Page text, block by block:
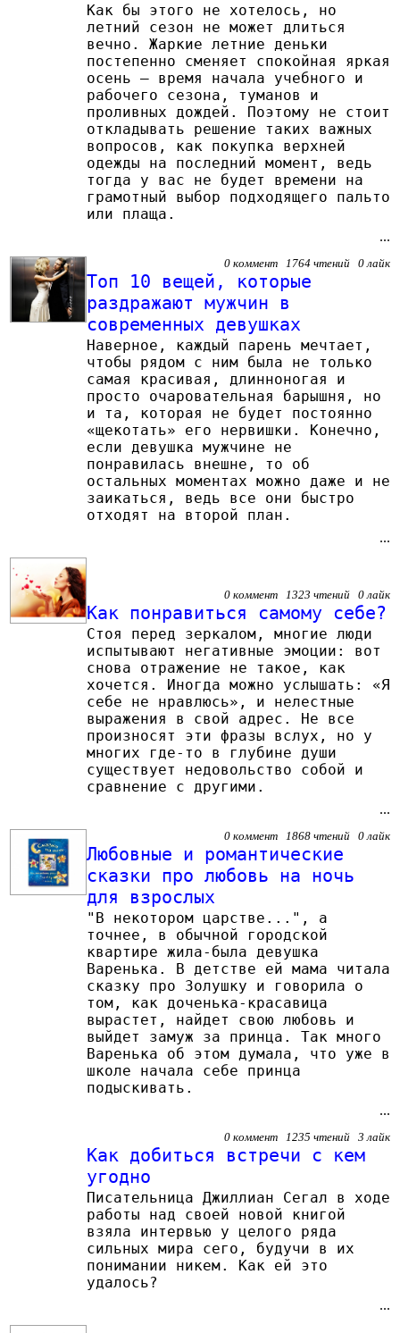
Как бы этого не хотелось, но
летний сезон не может длиться
вечно. Жаркие летние деньки
постепенно сменяет спокойная яркая
осень – время начала учебного и
рабочего сезона, туманов и
проливных дождей. Поэтому не стоит
откладывать решение таких важных
вопросов, как покупка верхней
одежды на последний момент, ведь
тогда у вас не будет времени на
грамотный выбор подходящего пальто
или плаща.
...
0 коммент 1764 чтений 0 лайк
Топ 10 вещей, которые
раздражают мужчин в
современных девушках
Наверное, каждый парень мечтает,
чтобы рядом с ним была не только
самая красивая, длинноногая и
просто очаровательная барышня, но
и та, которая не будет постоянно
«щекотать» его нервишки. Конечно,
если девушка мужчине не
понравилась внешне, то об
остальных моментах можно даже и не
заикаться, ведь все они быстро
отходят на второй план.
...
0 коммент 1323 чтений 0 лайк
Как понравиться самому себе?
Стоя перед зеркалом, многие люди
испытывают негативные эмоции: вот
снова отражение не такое, как
хочется. Иногда можно услышать: «Я
себе не нравлюсь», и нелестные
выражения в свой адрес. Не все
произносят эти фразы вслух, но у
многих где-то в глубине души
существует недовольство собой и
сравнение с другими.
...
0 коммент 1868 чтений 0 лайк
Любовные и романтические
сказки про любовь на ночь
для взрослых
"В некотором царстве...", а
точнее, в обычной городской
квартире жила-была девушка
Варенька. В детстве ей мама читала
сказку про Золушку и говорила о
том, как доченька-красавица
вырастет, найдет свою любовь и
выйдет замуж за принца. Так много
Варенька об этом думала, что уже в
школе начала себе принца
подыскивать.
...
0 коммент 1235 чтений 3 лайк
Как добиться встречи с кем
угодно
Писательница Джиллиан Сегал в ходе
работы над своей новой книгой
взяла интервью у целого ряда
сильных мира сего, будучи в их
понимании никем. Как ей это
удалось?
...